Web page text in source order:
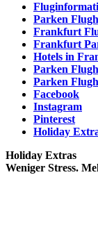
Parken
Frankfurt
Frankfurt
Hotels in
Parken
Parken
Facebook
Instagram
Pinterest
Holiday
Holiday Extras
Weniger Stress.